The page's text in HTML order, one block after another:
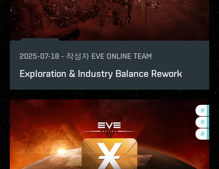
2025-07-18 - 작성자 EVE ONLINE TEAM
Exploration & Industry Balance Rework
#
#
#